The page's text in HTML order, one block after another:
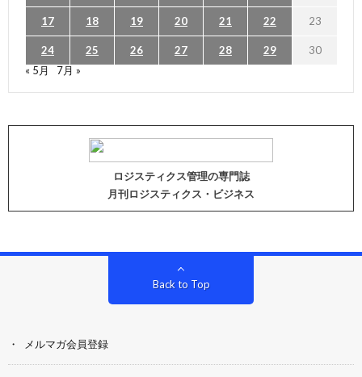
17 18 19 20 21 22 23
24 25 26 27 28 29
30
« 5月
7月 »
ロジスティクス管理の専門誌
月刊ロジスティクス・ビジネス
Back to Top
メルマガ会員登録